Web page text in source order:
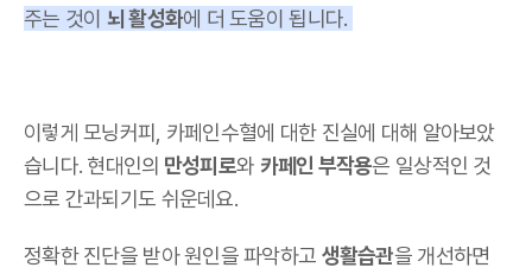
주는 것이 뇌 활성화에 더 도움이 됩니다.
이렇게 모닝커피, 카페인수혈에 대한 진실에 대해 알아보았
습니다. 현대인의 만성피로와 카페인 부작용은 일상적인 것
으로 간과되기도 쉬운데요.
정확한 진단을 받아 원인을 파악하고 생활습관을 개선하면